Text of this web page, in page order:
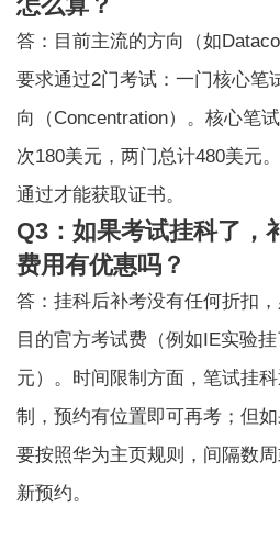
答：目前主流的方向（如
要求通过2门考试：一门核心笔
向（Concentration）。核心笔
次180美元，两门总计480美元
通过才能获取证书。
Q3：如果考试挂科了，
费用有优惠吗？
答：挂科后补考没有任何折扣
目的官方考试费（例如IE实验
元）。时间限制方面，笔试挂
制，预约有位置即可再考；但
要按照华为主页规则，间隔数
新预约。